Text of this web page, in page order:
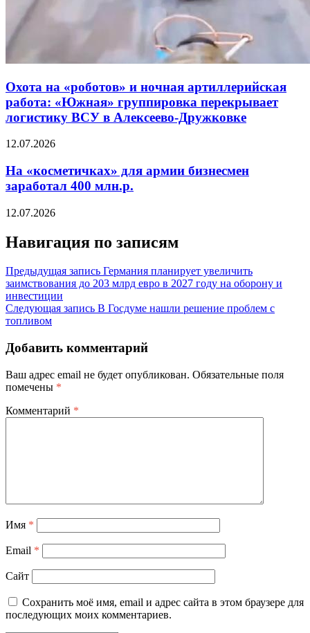
Охота на «роботов» и ночная артиллерийская
работа: «Южная» группировка перекрывает
логистику ВСУ в Алексеево-Дружковке
12.07.2026
На «косметичках» для армии бизнесмен
заработал 400 млн.р.
12.07.2026
Навигация по записям
Предыдущая запись Германия планирует увеличить
заимствования до 203 млрд евро в 2027 году на оборону и
инвестиции
Следующая запись В Госдуме нашли решение проблем с
топливом
Добавить комментарий
Ваш адрес email не будет опубликован. Обязательные поля
помечены *
Комментарий *
Имя *
Email *
Сайт
Сохранить моё имя, email и адрес сайта в этом браузере для
последующих моих комментариев.